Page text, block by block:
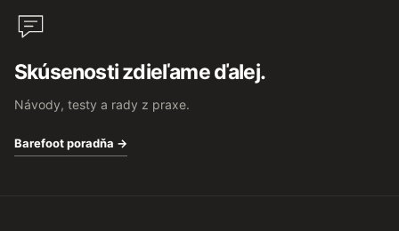
Skúsenosti zdieľame ďalej.
Návody, testy a rady z praxe.
Barefoot poradňa →